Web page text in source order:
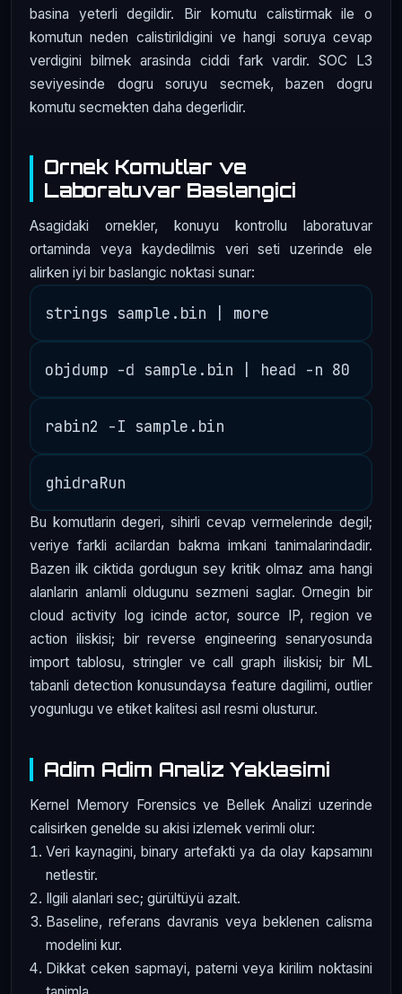
basina yeterli degildir. Bir komutu calistirmak ile o
komutun neden calistirildigini ve hangi soruya cevap
verdigini bilmek arasinda ciddi fark vardir. SOC L3
seviyesinde dogru soruyu secmek, bazen dogru
komutu secmekten daha degerlidir.
Ornek Komutlar ve
Laboratuvar Baslangici
Asagidaki ornekler, konuyu kontrollu laboratuvar
ortaminda veya kaydedilmis veri seti uzerinde ele
alirken iyi bir baslangic noktasi sunar:
Bu komutlarin degeri, sihirli cevap vermelerinde degil;
veriye farkli acilardan bakma imkani tanimalarindadir.
Bazen ilk ciktida gordugun sey kritik olmaz ama hangi
alanlarin anlamli oldugunu sezmeni saglar. Ornegin bir
cloud activity log icinde actor, source IP, region ve
action iliskisi; bir reverse engineering senaryosunda
import tablosu, stringler ve call graph iliskisi; bir ML
tabanli detection konusundaysa feature dagilimi, outlier
yogunlugu ve etiket kalitesi asıl resmi olusturur.
Adim Adim Analiz Yaklasimi
Kernel Memory Forensics ve Bellek Analizi uzerinde
calisirken genelde su akisi izlemek verimli olur:
Veri kaynagini, binary artefakti ya da olay kapsamını
netlestir.
Ilgili alanlari sec; gürültüyü azalt.
Baseline, referans davranis veya beklenen calisma
modelini kur.
Dikkat ceken sapmayi, paterni veya kirilim noktasini